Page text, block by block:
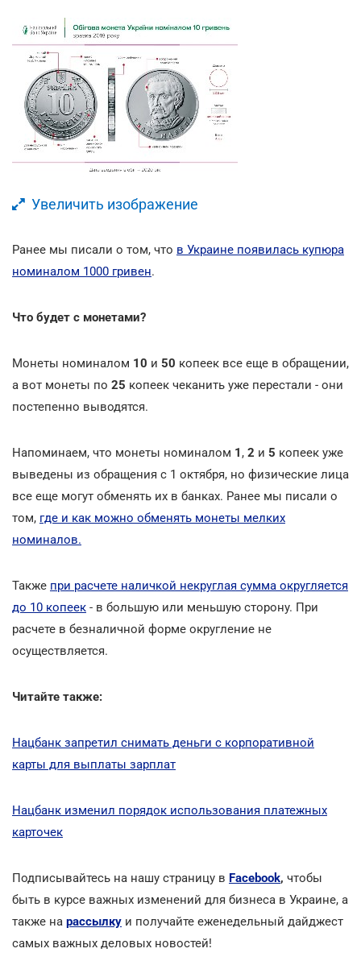
Увеличить изображение
Ранее мы писали о том, что в Украине появилась купюра
номиналом 1000 гривен.
Что будет с монетами?
Монеты номиналом 10 и 50 копеек все еще в обращении,
а вот монеты по 25 копеек чеканить уже перестали - они
постепенно выводятся.
Напоминаем, что монеты номиналом 1 , 2 и 5 копеек уже
выведены из обращения с 1 октября, но физические лица
все еще могут обменять их в банках. Ранее мы писали о
том, где и как можно обменять монеты мелких
номиналов.
Также при расчете наличкой некруглая сумма округляется
до 10 копеек - в большую или меньшую сторону. При
расчете в безналичной форме округление не
осуществляется.
Читайте также:
Нацбанк запретил снимать деньги c корпоративной
карты для выплаты зарплат
Нацбанк изменил порядок использования платежных
карточек
Подписывайтесь на нашу страницу в Facebook, чтобы
быть в курсе важных изменений для бизнеса в Украине, а
также на рассылку и получайте еженедельный дайджест
самых важных деловых новостей!